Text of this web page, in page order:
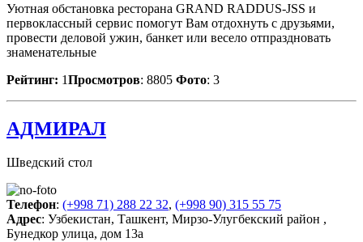
Уютная обстановка ресторана GRAND RADDUS-JSS и
первоклассный сервис помогут Вам отдохнуть с друзьями,
провести деловой ужин, банкет или весело отпраздновать
знаменательные
Рейтинг: 1Просмотров: 8805 Фото: 3
АДМИРАЛ
Шведский стол
Телефон: (+998 71) 288 22 32, (+998 90) 315 55 75
Адрес: Узбекистан, Ташкент, Мирзо-Улугбекский район ,
Бунедкор улица, дом 13а